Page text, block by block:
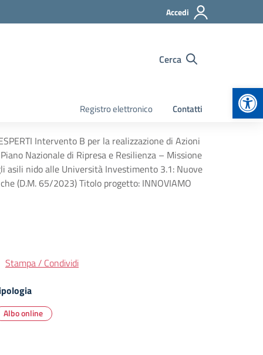
Accedi
Cerca
Registro elettronico Contatti
Intervento B per la realizzazione di Azioni
Nazionale di Ripresa e Resilienza – Missione
asili nido alle Università Investimento 3.1: Nuove
(D.M. 65/2023) Titolo progetto: INNOVIAMO
Stampa / Condividi
Albo online